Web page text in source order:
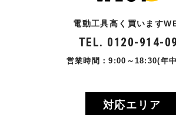
電動工具高く買います
TEL. 0120-914-
営業時間：9:00～18:30(年
対応エリア